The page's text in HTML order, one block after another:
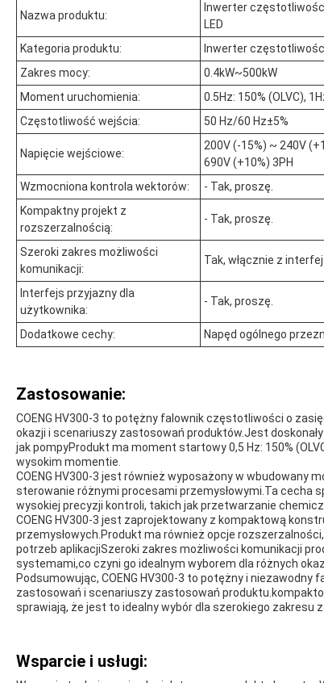
Nazwa produktu:
Inwerter
LED
Kategoria produktu:
Inwerter
Zakres mocy:
0.4kW~500kW
Moment uruchomienia:
0.5Hz: 150% (OLVC),
Częstotliwość wejścia:
50 Hz/60 Hz±5%
Napięcie wejściowe:
200V (-15%) ~ 240V
690V (+10%) 3PH
Wzmocniona kontrola wektorów:
- Tak, proszę.
Kompaktny projekt z
rozszerzalnością:
- Tak, proszę.
Szeroki zakres możliwości
komunikacji:
Tak, włącznie z
Interfejs przyjazny dla
użytkownika:
- Tak, proszę.
Dodatkowe cechy: Napęd ogólnego
Zastosowanie:
COENG HV300-3 to potężny falownik częstotliwości o
okazji i scenariuszy zastosowań produktów.Jest
jak pompyProdukt ma moment startowy 0,5 Hz: 150%
wysokim momentie.
COENG HV300-3 jest również wyposażony w wbudowany
sterowanie różnymi procesami przemysłowymi.Ta cecha
wysokiej precyzji kontroli, takich jak przetwarzanie
COENG HV300-3 jest zaprojektowany z kompaktową
przemysłowych.Produkt ma również opcje
potrzeb aplikacjiSzeroki zakres możliwości komunikacji
systemami,co czyni go idealnym wyborem dla różnych
Podsumowując, COENG HV300-3 to potężny i
zastosowań i scenariuszy zastosowań
sprawiają, że jest to idealny wybór dla szerokiego zakresu
Wsparcie i usługi: